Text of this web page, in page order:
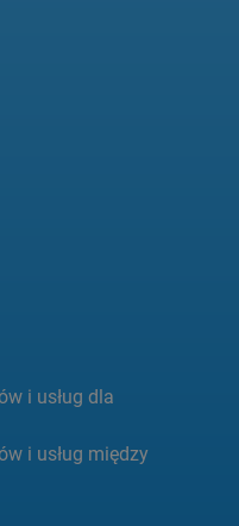
i usług dla
i usług między